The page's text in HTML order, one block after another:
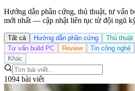
Hướng dẫn phần cứng, thủ thuật, tư vấn
mới nhất — cập nhật liên tục từ đội ngũ
Tất cả Hướng dẫn phần cứng
Thủ
Tư vấn build PC
Review Tin công nghệ
Khác
1094 bài viết